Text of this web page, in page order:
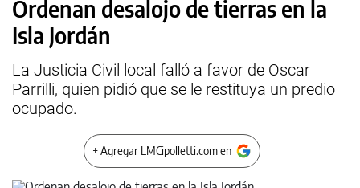
Ordenan desalojo de tierras en la
Isla Jordán
La Justicia Civil local falló a favor de Oscar
Parrilli, quien pidió que se le restituya un predio
ocupado.
+ Agregar LMCipolletti.com en